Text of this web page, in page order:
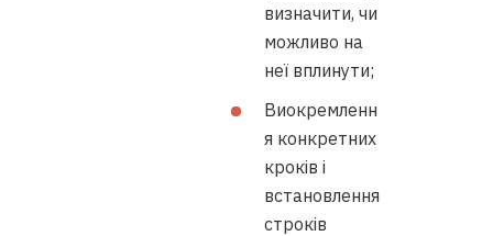
визначити, чи
можливо на
неї вплинути;
Виокремленн
я конкретних
кроків і
встановлення
строків